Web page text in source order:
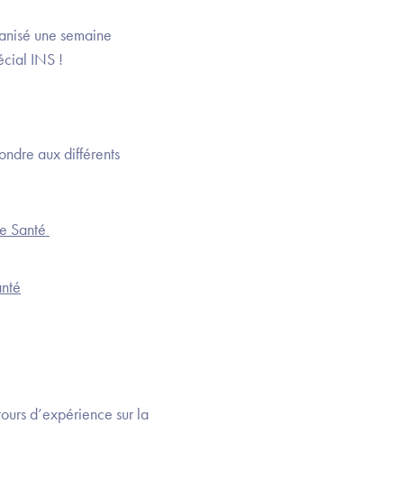
une semaine
INS !
aux différents
Santé
d’expérience sur la